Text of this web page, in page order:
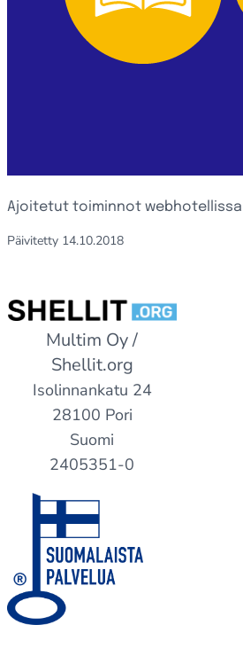
Ajoitetut toiminnot webhotellissa
Päivitetty 14.10.2018
Multim Oy /
Shellit.org
Isolinnankatu 24
28100 Pori
Suomi
2405351-0